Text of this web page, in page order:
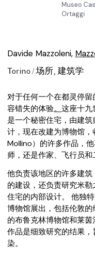
Museo
Ortaggi
对于任何一个在都灵停
容错失的体验。 这座十九
是一个秘密住宅，由建
计，现在改建为博物馆，
Mollino）的许多作品，
师，还是作家、飞行员和
他负责该地区的许多建
的建设，还负责研究米
住宅的内部设计。 他独
博物馆展出，包括伦敦
的布鲁克林博物馆和莱
作品是细致研究的结果
染。
Davide Mazzoleni,
Torino /场所, 建筑学